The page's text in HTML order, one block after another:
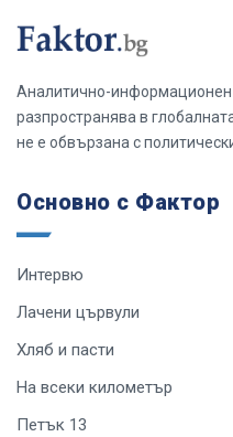
Аналитично-информационен
разпространява в
не е обвързана с
Основно с Фактор
Интервю
Лачени цървули
Хляб и пасти
На всеки километър
Петък 13